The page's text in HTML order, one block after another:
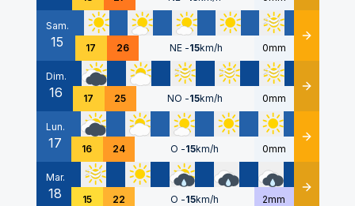
Sam.
15 17 26 NE -15km/h 0mm Détails
Dim.
16 17 25 NO -15km/h 0mm Détails
Lun.
17 16 24 O -15km/h 0mm Détails
Mar.
18 15 22 O -15km/h 2mm Détails